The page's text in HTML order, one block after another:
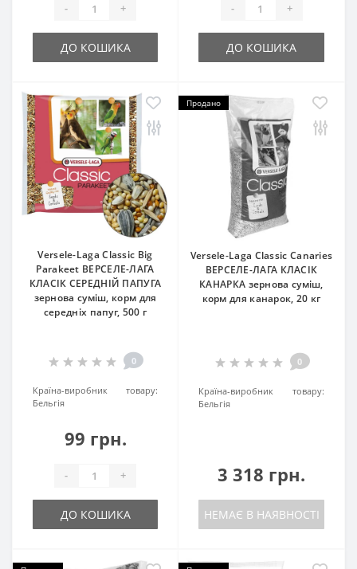
- +
ДО КОШИКА
- +
ДО КОШИКА
Versele-Laga Classic Big
Parakeet ВЕРСЕЛЕ-ЛАГА
КЛАСІК СЕРЕДНІЙ ПАПУГА
зернова суміш, корм для
середніх папуг, 500 г
0
Країна-виробник товару:
Бельгія
99 грн.
- +
ДО КОШИКА
Продано
Versele-Laga Classic Canaries
ВЕРСЕЛЕ-ЛАГА КЛАСІК
КАНАРКА зернова суміш,
корм для канарок, 20 кг
0
Країна-виробник товару:
Бельгія
3 318 грн.
НЕМАЄ В НАЯВНОСТІ